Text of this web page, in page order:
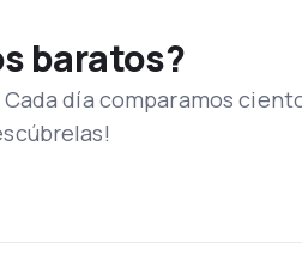
baratos?
día comparamos